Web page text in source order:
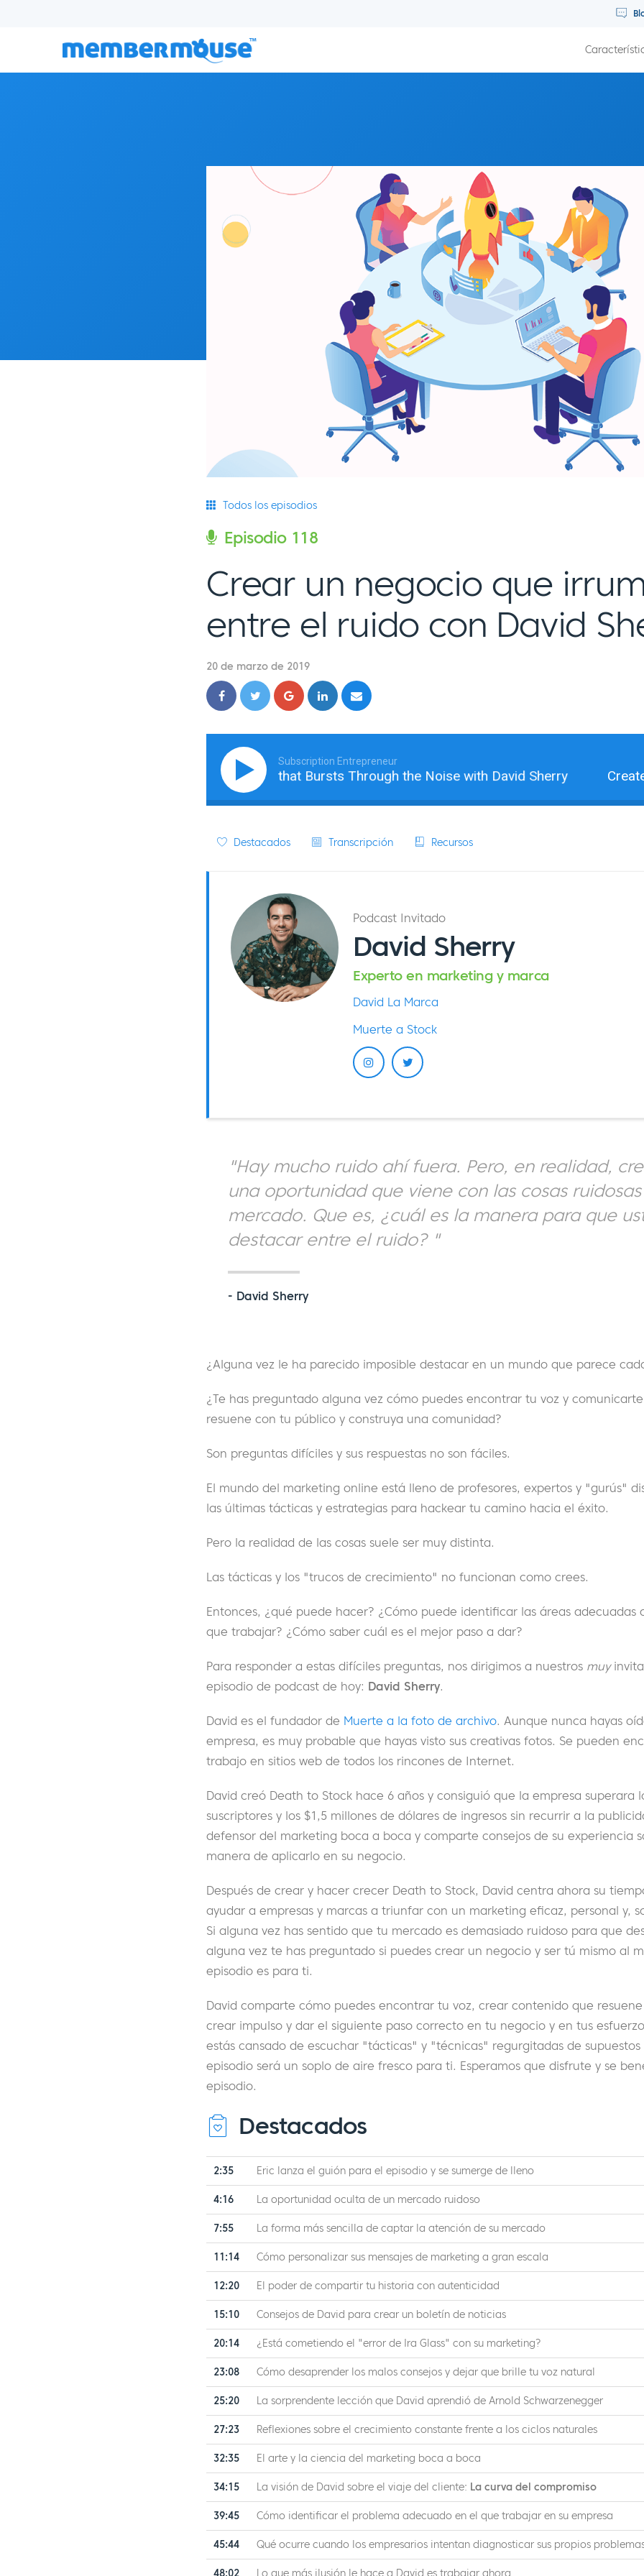
Episodio 118:Crear un negocio que irrumpa entre el ruido con David Sherry
Todos los episodios
Episodio 118
Crear un negocio que
entre el ruido con David
20 de marzo de 2019
Subscription Entrepreneur
Create a Business that Bursts Through the Noise with David Sherry Create
Destacados Transcripción Recursos
Podcast Invitado
David Sherry
Experto en marketing y marca
David La Marca
Muerte a Stock
"Hay mucho ruido ahí fuera. Pero, en realidad,
una oportunidad que viene con las cosas
mercado. Que es, ¿cuál es la manera para que
destacar entre el ruido? "
- David Sherry
¿Alguna vez le ha parecido imposible destacar en un mundo que parece
¿Te has preguntado alguna vez cómo puedes encontrar tu voz y
resuene con tu público y construya una comunidad?
Son preguntas difíciles y sus respuestas no son fáciles.
El mundo del marketing online está lleno de profesores, expertos y "gurús"
las últimas tácticas y estrategias para hackear tu camino hacia el éxito.
Pero la realidad de las cosas suele ser muy distinta.
Las tácticas y los "trucos de crecimiento" no funcionan como crees.
Entonces, ¿qué puede hacer? ¿Cómo puede identificar las áreas adecuadas
que trabajar? ¿Cómo saber cuál es el mejor paso a dar?
Para responder a estas difíciles preguntas, nos dirigimos a nuestros muy
episodio de podcast de hoy: David Sherry.
David es el fundador de Muerte a la foto de archivo. Aunque nunca hayas
empresa, es muy probable que hayas visto sus creativas fotos. Se pueden
trabajo en sitios web de todos los rincones de Internet.
David creó Death to Stock hace 6 años y consiguió que la empresa superara
suscriptores y los $1,5 millones de dólares de ingresos sin recurrir a la
defensor del marketing boca a boca y comparte consejos de su experiencia
manera de aplicarlo en su negocio.
Después de crear y hacer crecer Death to Stock, David centra ahora su
ayudar a empresas y marcas a triunfar con un marketing eficaz, personal y,
Si alguna vez has sentido que tu mercado es demasiado ruidoso para que
alguna vez te has preguntado si puedes crear un negocio y ser tú mismo al
episodio es para ti.
David comparte cómo puedes encontrar tu voz, crear contenido que
crear impulso y dar el siguiente paso correcto en tu negocio y en tus
estás cansado de escuchar "tácticas" y "técnicas" regurgitadas de supuestos
episodio será un soplo de aire fresco para ti. Esperamos que disfrute y se
episodio.
Destacados
2:35 Eric lanza el guión para el episodio y se sumerge de lleno
4:16 La oportunidad oculta de un mercado ruidoso
7:55 La forma más sencilla de captar la atención de su mercado
11:14 Cómo personalizar sus mensajes de marketing a gran escala
12:20 El poder de compartir tu historia con autenticidad
15:10 Consejos de David para crear un boletín de noticias
20:14 ¿Está cometiendo el "error de Ira Glass" con su marketing?
23:08 Cómo desaprender los malos consejos y dejar que brille tu voz natural
25:20 La sorprendente lección que David aprendió de Arnold Schwarzenegger
27:23 Reflexiones sobre el crecimiento constante frente a los ciclos naturales
32:35 El arte y la ciencia del marketing boca a boca
34:15 La visión de David sobre el viaje del cliente: La curva del compromiso
39:45 Cómo identificar el problema adecuado en el que trabajar en su empresa
45:44 Qué ocurre cuando los empresarios intentan diagnosticar sus propios